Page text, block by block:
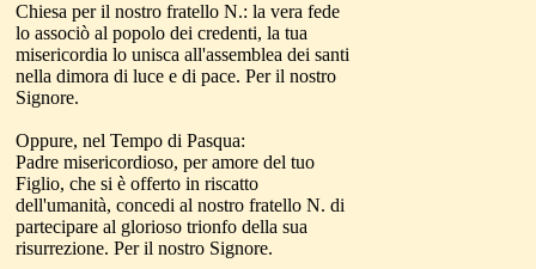
Chiesa per il nostro fratello N.: la vera fede
lo associò al popolo dei credenti, la tua
misericordia lo unisca all'assemblea dei santi
nella dimora di luce e di pace. Per il nostro
Signore.
Oppure, nel Tempo di Pasqua:
Padre misericordioso, per amore del tuo
Figlio, che si è offerto in riscatto
dell'umanità, concedi al nostro fratello N. di
partecipare al glorioso trionfo della sua
risurrezione. Per il nostro Signore.